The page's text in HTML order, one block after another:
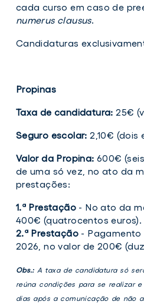
cada curso em caso de
numerus clausus.
Candidaturas
Propinas
Taxa de candidatura: 25€
Seguro escolar: 2,10€ (dois
Valor da Propina: 600€
de uma só vez, no ato da
prestações:
1.ª Prestação - No ato da
400€ (quatrocentos euros).
2.ª Prestação - Pagamento
2026, no valor de 200€
Obs.: A taxa de candidatura só
reúna condições para se realizar
dias após a comunicação de não